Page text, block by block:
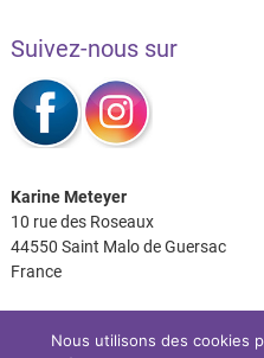
Suivez-nous sur
Karine Meteyer
10 rue des Roseaux
44550 Saint Malo de Guersac
France
Nous utilisons des cookies